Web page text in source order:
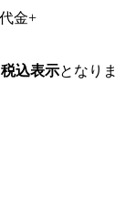
税込表示となりま